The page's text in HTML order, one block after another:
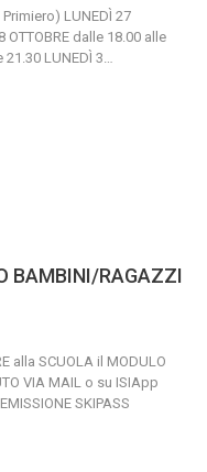
Primiero) LUNEDÌ 27
OTTOBRE dalle 18.00 alle
21.30 LUNEDÌ 3
BAMBINI/RAGAZZI
alla SCUOLA il MODULO
VIA MAIL o su ISIApp
SKIPASS